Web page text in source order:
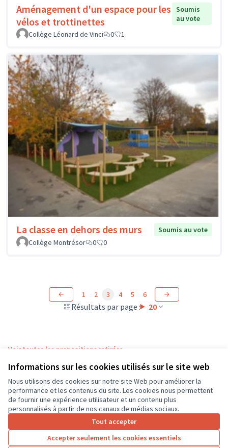
Informations sur les cookies utilisés sur le site web
Nous utilisons des cookies sur notre site Web pour améliorer la
performance et les contenus du site. Les cookies nous permettent
de fournir une expérience utilisateur et un contenu plus
personnalisés à partir de nos canaux de médias sociaux.
Tout accepter
Accepter seulement les cookies essentiels
Aménagement d'un espace pour les
vélos et trottinettes
Soumis
au vote
Collège Léonard de Vinci
0 1
La classe en dehors des murs
Soumis au vote
Collège Montrésor
0 0
Résultats par page : 20
1 2 3 4 5 6
Voir toutes les propositions retirées
Conditions d'utilisation
Paramètres des cookies
CD37 sur X
(Lien externe)
CD37 sur Facebook
CD37 sur Instagram
CD37 sur YouTube
(Lien externe)